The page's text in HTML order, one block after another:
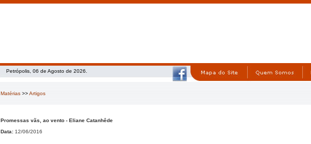
Petrópolis, 06 de Agosto de 2026.
Matérias >>Artigos
Promessas vãs, ao vento - Eliane Catanhêde
Data: 12/06/2016